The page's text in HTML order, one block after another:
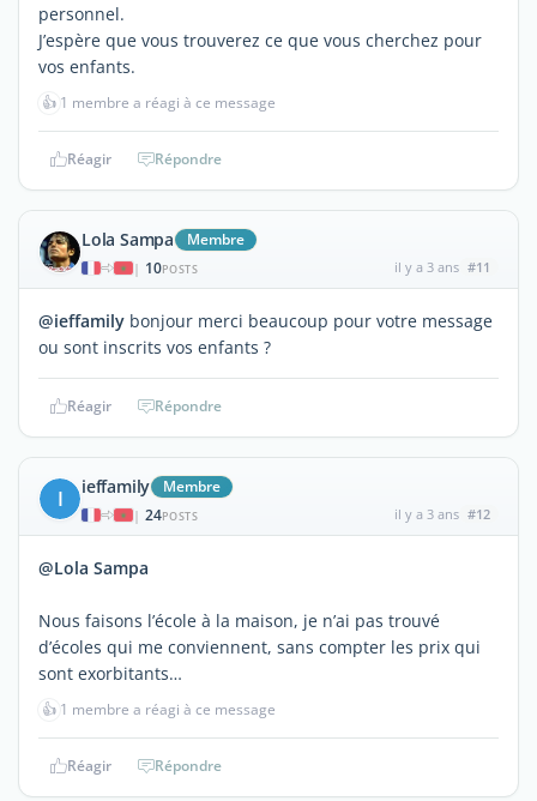
personnel.
J’espère que vous trouverez ce que vous cherchez pour
vos enfants.
👍 1 membre a réagi à ce message
Réagir Répondre
Lola Sampa Membre
| 10POSTS il y a 3 ans #11
@ieffamily bonjour merci beaucoup pour votre message
ou sont inscrits vos enfants ?
Réagir Répondre
I ieffamily Membre
| 24POSTS il y a 3 ans #12
@Lola Sampa
Nous faisons l’école à la maison, je n’ai pas trouvé
d’écoles qui me conviennent, sans compter les prix qui
sont exorbitants…
👍 1 membre a réagi à ce message
Réagir Répondre